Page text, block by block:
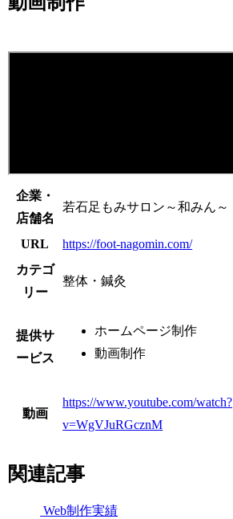
企業・
店舗名
若石足もみサロン～和みん～
URL
https://foot-nagomin.com/
カテゴ
リー
整体・鍼灸
提供サ
ービス
ホームページ制作
動画制作
動画
https://www.youtube.com/watch?
v=WgVJuRGcznM
関連記事
Web制作実績